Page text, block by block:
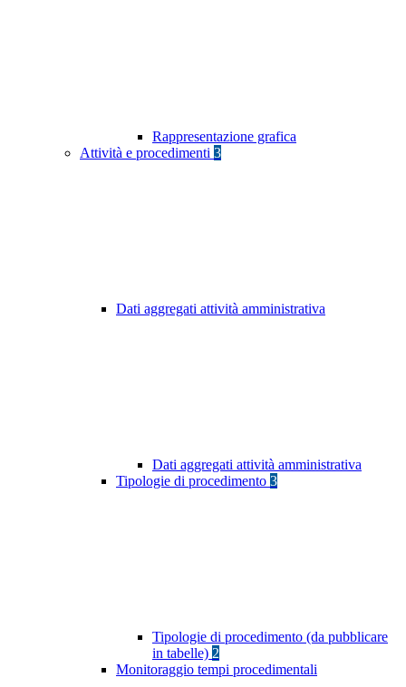
Rappresentazione grafica
Attività e procedimenti 3
Dati aggregati attività amministrativa
Dati aggregati attività amministrativa
Tipologie di procedimento 3
Tipologie di procedimento (da pubblicare
in tabelle) 2
Monitoraggio tempi procedimentali